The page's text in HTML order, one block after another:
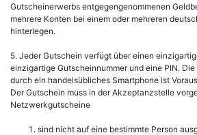
Gutscheinerwerbs entgegengenommenen
mehrere Konten bei einem oder mehreren
hinterlegen.
5. Jeder Gutschein verfügt über einen
einzigartige Gutscheinnummer und eine PIN.
durch ein handelsübliches Smartphone ist
Der Gutschein muss in der Akzeptanzstelle
Netzwerkgutscheine
sind nicht auf eine bestimmte Person